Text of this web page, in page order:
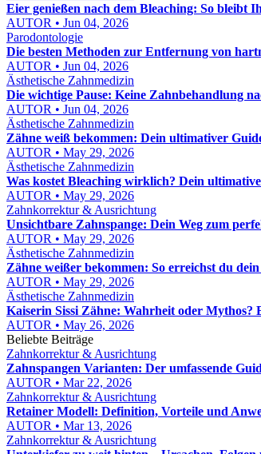
Eier genießen nach dem Bleaching: So bleibt
AUTOR • Jun 04, 2026
Parodontologie
Die besten Methoden zur Entfernung von
AUTOR • Jun 04, 2026
Ästhetische Zahnmedizin
Die wichtige Pause: Keine Zahnbehandlung
AUTOR • Jun 04, 2026
Ästhetische Zahnmedizin
Zähne weiß bekommen: Dein ultimativer
AUTOR • May 29, 2026
Ästhetische Zahnmedizin
Was kostet Bleaching wirklich? Dein
AUTOR • May 29, 2026
Zahnkorrektur & Ausrichtung
Unsichtbare Zahnspange: Dein Weg zum
AUTOR • May 29, 2026
Ästhetische Zahnmedizin
Zähne weißer bekommen: So erreichst du
AUTOR • May 29, 2026
Ästhetische Zahnmedizin
Kaiserin Sissi Zähne: Wahrheit oder Mythos?
AUTOR • May 26, 2026
Beliebte Beiträge
Zahnkorrektur & Ausrichtung
Zahnspangen Varianten: Der umfassende
AUTOR • Mar 22, 2026
Zahnkorrektur & Ausrichtung
Retainer Modell: Definition, Vorteile und
AUTOR • Mar 13, 2026
Zahnkorrektur & Ausrichtung